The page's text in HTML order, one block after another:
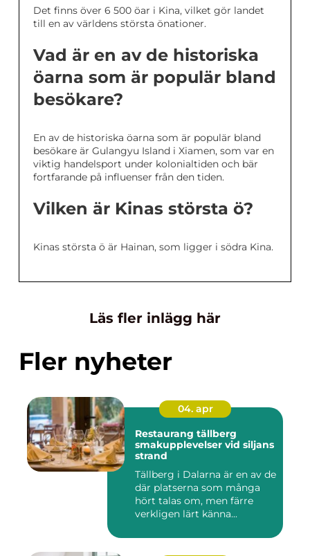
Det finns över 6 500 öar i Kina, vilket gör landet
till en av världens största önationer.
Vad är en av de historiska
öarna som är populär bland
besökare?
En av de historiska öarna som är populär bland
besökare är Gulangyu Island i Xiamen, som var en
viktig handelsport under kolonialtiden och bär
fortfarande på influenser från den tiden.
Vilken är Kinas största ö?
Kinas största ö är Hainan, som ligger i södra Kina.
Läs fler inlägg här
Fler nyheter
04. apr
Restaurang tällberg
smakupplevelser vid siljans
strand
Tällberg i Dalarna är en av de
där platserna som många
hört talas om, men färre
verkligen lärt känna...